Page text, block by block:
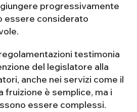
progressivamente
essere considerato
testimonia
del legislatore alla
anche nei servizi come il
fruizione è semplice, ma i
essere complessi.